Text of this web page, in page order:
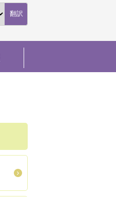
翻訳